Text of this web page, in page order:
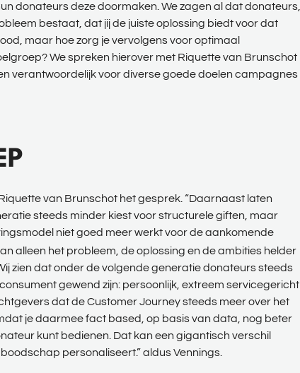
donateurs deze doormaken. We zagen al dat donateurs,
bestaat, dat jij de juiste oplossing biedt voor dat
maar hoe zorg je vervolgens voor optimaal
We spreken hierover met Riquette van Brunschot
verantwoordelijk voor diverse goede doelen campagnes
van Brunschot het gesprek. “Daarnaast laten
steeds minder kiest voor structurele giften, maar
niet goed meer werkt voor de aankomende
alleen het probleem, de oplossing en de ambities helder
zien dat onder de volgende generatie donateurs steeds
gewend zijn: persoonlijk, extreem servicegericht
dat de Customer Journey steeds meer over het
je daarmee fact based, op basis van data, nog beter
kunt bedienen. Dat kan een gigantisch verschil
personaliseert.” aldus Vennings.